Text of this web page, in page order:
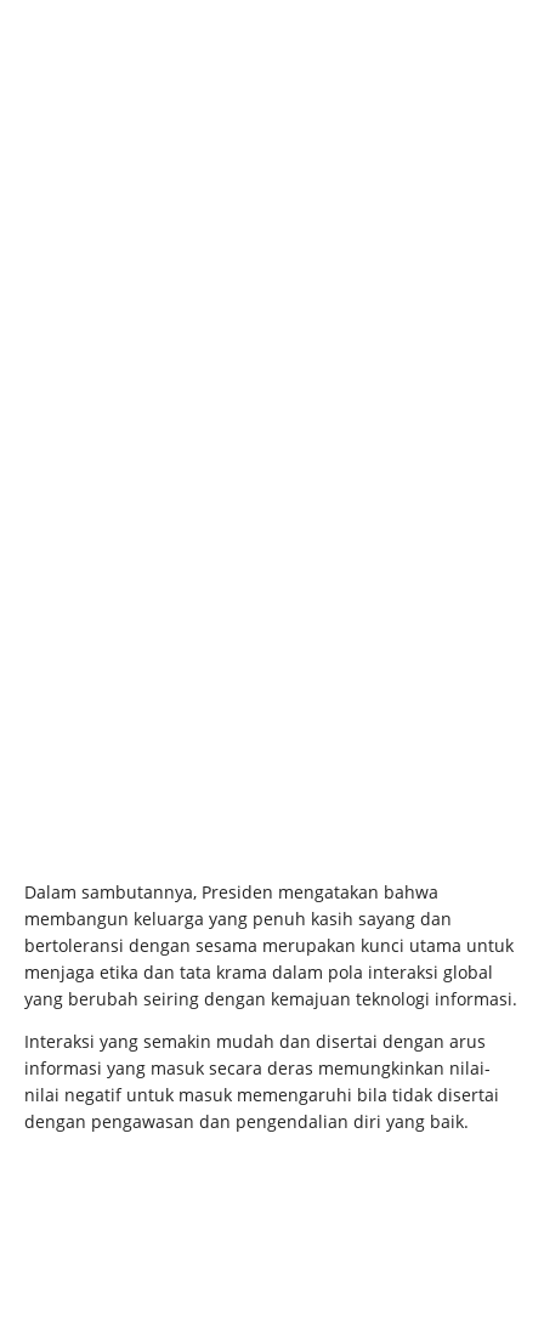
Dalam sambutannya, Presiden mengatakan bahwa
membangun keluarga yang penuh kasih sayang dan
bertoleransi dengan sesama merupakan kunci utama untuk
menjaga etika dan tata krama dalam pola interaksi global
yang berubah seiring dengan kemajuan teknologi informasi.
Interaksi yang semakin mudah dan disertai dengan arus
informasi yang masuk secara deras memungkinkan nilai-
nilai negatif untuk masuk memengaruhi bila tidak disertai
dengan pengawasan dan pengendalian diri yang baik.